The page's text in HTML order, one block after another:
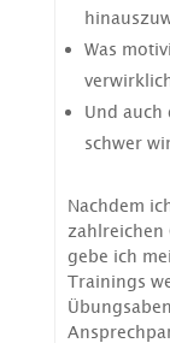
Was
Und auch
schwer
Nachdem
zahlreichen
gebe ich
Trainings